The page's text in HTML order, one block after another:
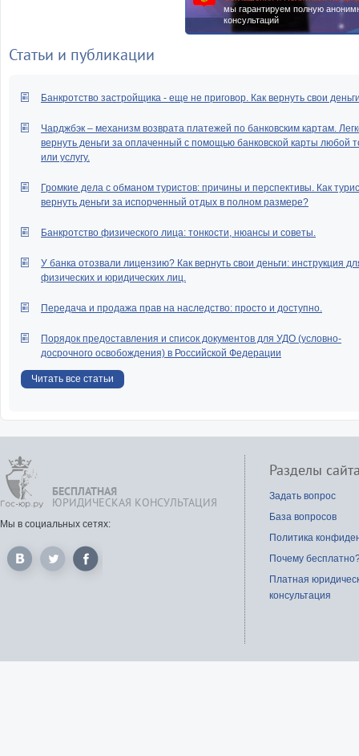
мы гарантируем полную
консультаций
Статьи и публикации
Банкротство застройщика - еще не приговор. Как вернуть свои
Чарджбэк – механизм возврата платежей по банковским картам.
вернуть деньги за оплаченный с помощью банковской карты любой
или услугу.
Громкие дела с обманом туристов: причины и перспективы. Как
вернуть деньги за испорченный отдых в полном размере?
Банкротство физического лица: тонкости, нюансы и советы.
У банка отозвали лицензию? Как вернуть свои деньги: инструкция
физических и юридических лиц.
Передача и продажа прав на наследство: просто и доступно.
Порядок предоставления и список документов для УДО (условно-
досрочного освобождения) в Российской Федерации
Читать все статьи
БЕСПЛАТНАЯ
ЮРИДИЧЕСКАЯ КОНСУЛЬТАЦИЯ
Мы в социальных сетях:
Разделы
Задать вопрос
База вопросов
Политика
Почему
Платная
консультация